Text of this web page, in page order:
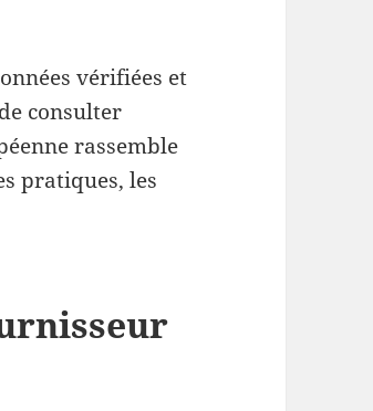
vérifiées et
consulter
rassemble
pratiques, les